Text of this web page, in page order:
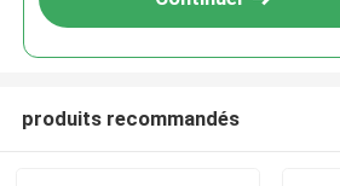
produits recommandés